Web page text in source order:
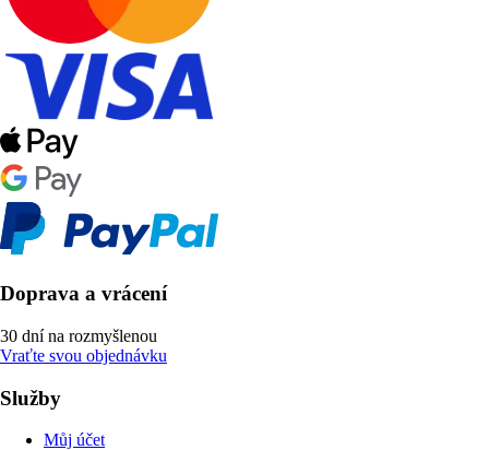
Doprava a vrácení
30 dní na rozmyšlenou
Vraťte svou objednávku
Služby
Můj účet